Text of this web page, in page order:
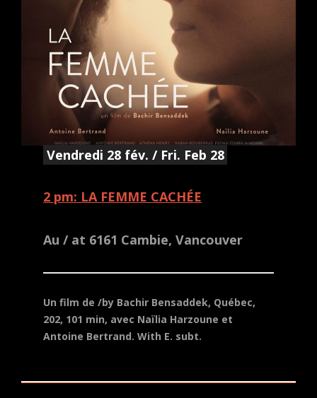
Vendredi 28 fév. / Fri. Feb 28
2 pm: LA FEMME CACHÉE
Au / at 6161 Cambie, Vancouver
Un film de /by Bachir Bensaddek, Québec,
202, 101 min, avec Naïlia Harzoune et
Antoine Bertrand. With E. subt.